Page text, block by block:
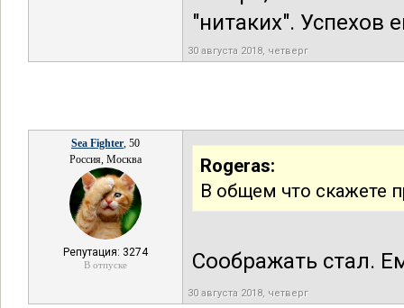
"нитаких". Успехов
30 августа 2018, четверг
Sea Fighter, 50
Россия, Москва
Репутация: 3274
В отпуске
Rogeras:
В общем что скажете
Соображать стал.
30 августа 2018, четверг